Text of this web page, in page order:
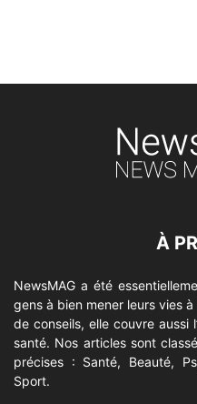
À
NewsMAG a été
gens à bien mener leurs vies
de conseils, elle couvre aussi
santé. Nos articles sont
précises : Santé, Beauté,
Sport.